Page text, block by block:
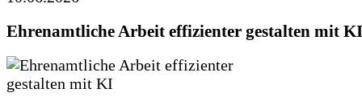
Ehrenamtliche Arbeit effizienter gestalten mit KI